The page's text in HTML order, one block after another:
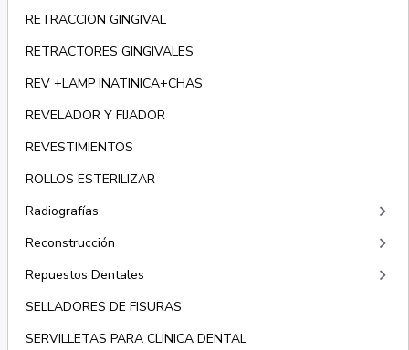
RETRACCION GINGIVAL
RETRACTORES GINGIVALES
REV +LAMP INATINICA+CHAS
REVELADOR Y FIJADOR
REVESTIMIENTOS
ROLLOS ESTERILIZAR
Radiografías
keyboard_arrow_right
Reconstrucción keyboard_arrow_right
Repuestos Dentales keyboard_arrow_right
SELLADORES DE FISURAS
SERVILLETAS PARA CLINICA DENTAL